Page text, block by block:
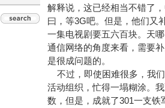
解释说，这已经相当不错了
曰，等3G吧。但是，他们又
一集电视剧要五六百块。天
通信网络的角度来看，需要
是很成问题的。
不过，即使困难很多，我
活动组织，忙得一塌糊涂。
数，但是，成就了301一支